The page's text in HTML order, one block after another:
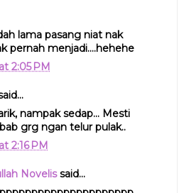
lama pasang niat nak
pernah menjadi....hehehe
2:05 PM
nampak sedap... Mesti
grg ngan telur pulak..
2:16 PM
Novelissaid...